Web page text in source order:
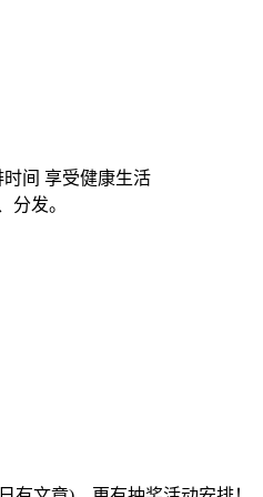
间 享受健康生活
分发。